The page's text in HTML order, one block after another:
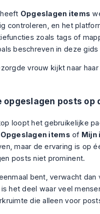
Opgeslagen items
controleren, en het
zoals tags of
beschreven in dezegids
opgeslagen posts op
loopt het gebruikelijke
Opgeslagen items of Mijn
maar de ervaring is op
posts niet prominent.
bent, verwacht
het deel waar veel
die alleen voor